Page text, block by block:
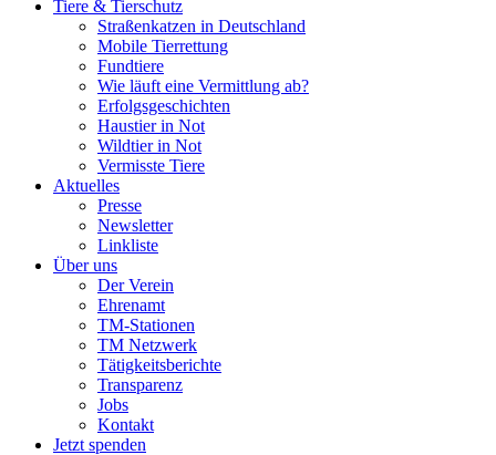
Tiere & Tierschutz
Straßenkatzen in Deutschland
Mobile Tierrettung
Fundtiere
Wie läuft eine Vermittlung ab?
Erfolgsgeschichten
Haustier in Not
Wildtier in Not
Vermisste Tiere
Aktuelles
Presse
Newsletter
Linkliste
Über uns
Der Verein
Ehrenamt
TM-Stationen
TM Netzwerk
Tätigkeitsberichte
Transparenz
Jobs
Kontakt
Jetzt spenden